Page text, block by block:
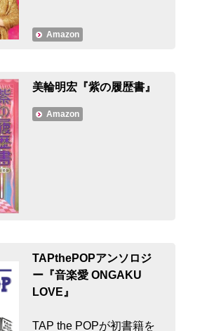
Amazon
美輪明宏『紫の履歴書』
Amazon
TAPthePOPアンソロジ
ー『音楽愛 ONGAKU
LOVE』
TAP the POPが初書籍を